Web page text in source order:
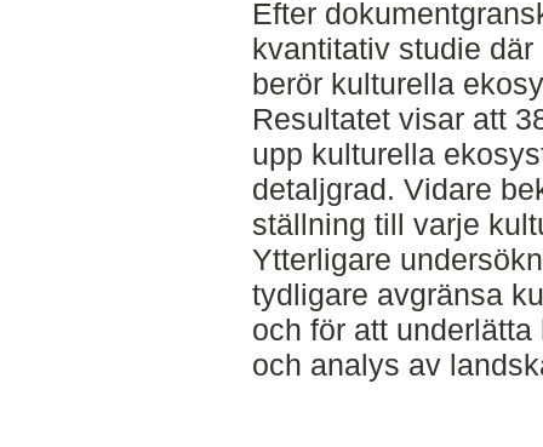
Efter
kvantitativ studie
berör kulturella
Resultatet visar att
upp kulturella
detaljgrad. Vidare
ställning till varje
Ytterligare
tydligare avgränsa
och för att
och analys av